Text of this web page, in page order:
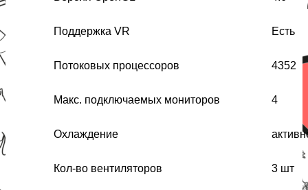
Поддержка VR Есть
Потоковых процессоров 4352
Макс. подключаемых мониторов 4
Охлаждение
Кол-во вентиляторов 3 шт